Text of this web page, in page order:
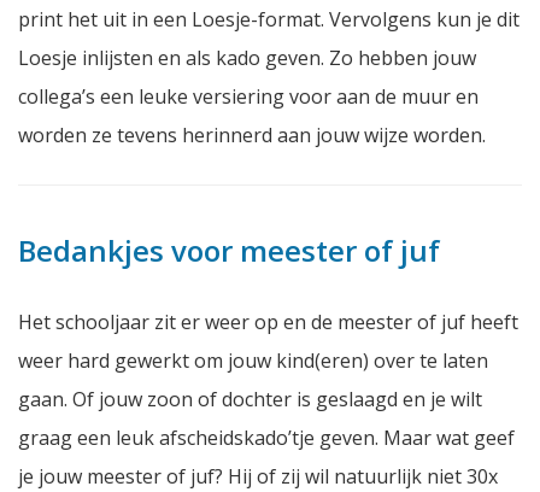
print het uit in een Loesje-format. Vervolgens kun je dit
Loesje inlijsten en als kado geven. Zo hebben jouw
collega’s een leuke versiering voor aan de muur en
worden ze tevens herinnerd aan jouw wijze worden.
Bedankjes voor meester of juf
Het schooljaar zit er weer op en de meester of juf heeft
weer hard gewerkt om jouw kind(eren) over te laten
gaan. Of jouw zoon of dochter is geslaagd en je wilt
graag een leuk afscheidskado’tje geven. Maar wat geef
je jouw meester of juf? Hij of zij wil natuurlijk niet 30x